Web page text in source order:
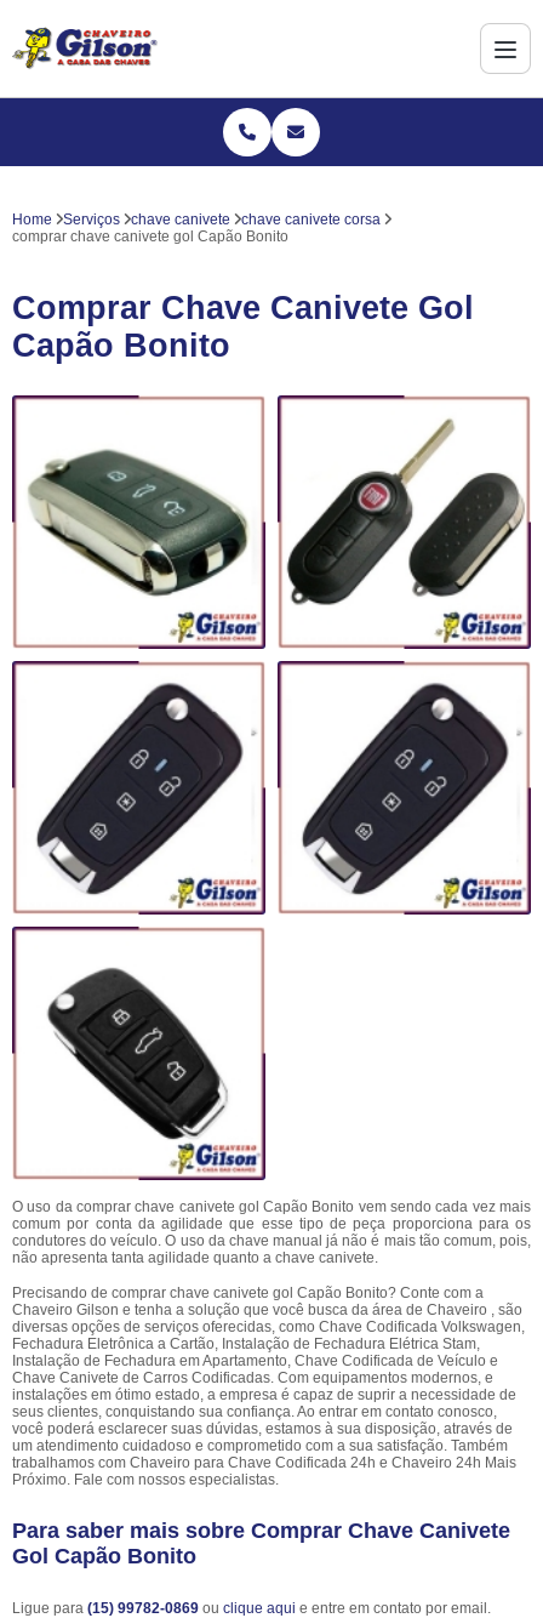
Home Serviços chave canivete
chave canivete corsa
comprar chave canivete gol Capão Bonito
Comprar Chave Canivete Gol
Capão Bonito
O uso da comprar chave canivete gol Capão Bonito vem sendo cada vez mais
comum por conta da agilidade que esse tipo de peça proporciona para os
condutores do veículo. O uso da chave manual já não é mais tão comum, pois,
não apresenta tanta agilidade quanto a chave canivete.
Precisando de comprar chave canivete gol Capão Bonito? Conte com a
Chaveiro Gilson e tenha a solução que você busca da área de Chaveiro , são
diversas opções de serviços oferecidas, como Chave Codificada Volkswagen,
Fechadura Eletrônica a Cartão, Instalação de Fechadura Elétrica Stam,
Instalação de Fechadura em Apartamento, Chave Codificada de Veículo e
Chave Canivete de Carros Codificadas. Com equipamentos modernos, e
instalações em ótimo estado, a empresa é capaz de suprir a necessidade de
seus clientes, conquistando sua confiança. Ao entrar em contato conosco,
você poderá esclarecer suas dúvidas, estamos à sua disposição, através de
um atendimento cuidadoso e comprometido com a sua satisfação. Também
trabalhamos com Chaveiro para Chave Codificada 24h e Chaveiro 24h Mais
Próximo. Fale com nossos especialistas.
Para saber mais sobre Comprar Chave Canivete
Gol Capão Bonito
Ligue para (15) 99782-0869 ou clique aqui e entre em contato por email.